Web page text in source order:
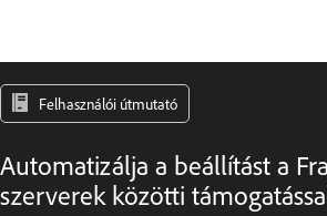
Felhasználói útmutató
Automatizálja a beállítást a
szerverek közötti